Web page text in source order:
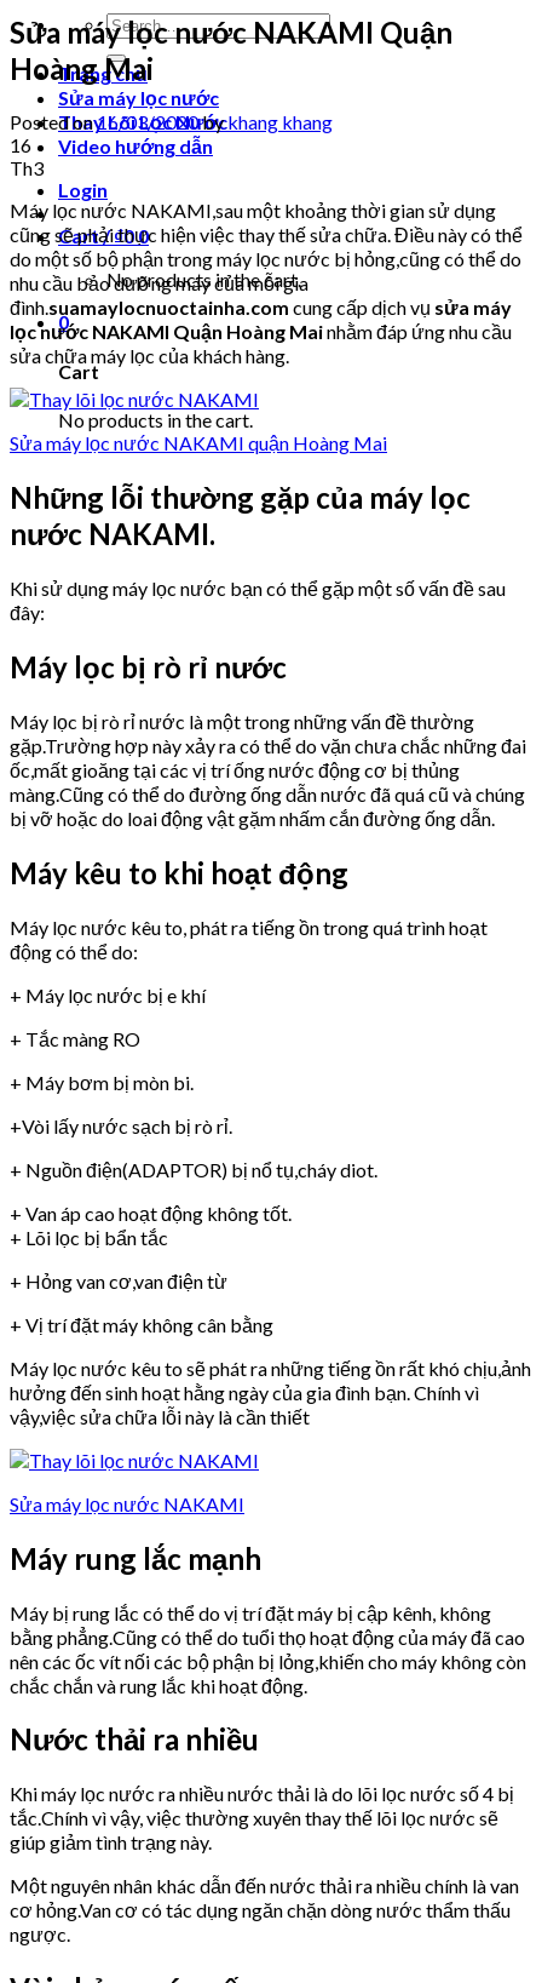
Search
for:
Trang chủ
Sửa máy lọc nước
Thay Lõi Lọc Nước
Video hướng dẫn
Login
Cart /₫00
No products in the cart.
0
Cart
No products in the cart.
Sửa máy lọc nước NAKAMI Quận
Hoàng Mai
Posted on16/03/2020bykhang khang
16
Th3
Máy lọc nước NAKAMI,sau một khoảng thời gian sử dụng
cũng sẽ phải thực hiện việc thay thế sửa chữa. Điều này có thể
do một số bộ phận trong máy lọc nước bị hỏng,cũng có thể do
nhu cầu bảo dưỡng máy của mỗi gia
đình.suamaylocnuoctainha.com cung cấp dịch vụ sửa máy
lọc nước NAKAMI Quận Hoàng Mainhằm đáp ứng nhu cầu
sửa chữa máy lọc của khách hàng.
Sửa máy lọc nước NAKAMI quận Hoàng Mai
Những lỗi thường gặp của máy lọc
nước NAKAMI.
Khi sử dụng máy lọc nước bạn có thể gặp một số vấn đề sau
đây:
Máy lọc bị rò rỉ nước
Máy lọc bị rò rỉ nước là một trong những vấn đề thường
gặp.Trường hợp này xảy ra có thể do vặn chưa chắc những đai
ốc,mất gioăng tại các vị trí ống nước động cơ bị thủng
màng.Cũng có thể do đường ống dẫn nước đã quá cũ và chúng
bị vỡ hoặc do loai động vật gặm nhấm cắn đường ống dẫn.
Máy kêu to khi hoạt động
Máy lọc nước kêu to, phát ra tiếng ồn trong quá trình hoạt
động có thể do:
+ Máy lọc nước bị e khí
+ Tắc màng RO
+ Máy bơm bị mòn bi.
+Vòi lấy nước sạch bị rò rỉ.
+ Nguồn điện(ADAPTOR) bị nổ tụ,cháy diot.
+ Van áp cao hoạt động không tốt.
+ Lõi lọc bị bẩn tắc
+ Hỏng van cơ,van điện từ
+ Vị trí đặt máy không cân bằng
Máy lọc nước kêu to sẽ phát ra những tiếng ồn rất khó chịu,ảnh
hưởng đến sinh hoạt hằng ngày của gia đình bạn. Chính vì
vậy,việc sửa chữa lỗi này là cần thiết
Sửa máy lọc nước NAKAMI
Máy rung lắc mạnh
Máy bị rung lắc có thể do vị trí đặt máy bị cập kênh, không
bằng phẳng.Cũng có thể do tuổi thọ hoạt động của máy đã cao
nên các ốc vít nối các bộ phận bị lỏng,khiến cho máy không còn
chắc chắn và rung lắc khi hoạt động.
Nước thải ra nhiều
Khi máy lọc nước ra nhiều nước thải là do lõi lọc nước số 4 bị
tắc.Chính vì vậy, việc thường xuyên thay thế lõi lọc nước sẽ
giúp giảm tình trạng này.
Một nguyên nhân khác dẫn đến nước thải ra nhiều chính là van
cơ hỏng.Van cơ có tác dụng ngăn chặn dòng nước thẩm thấu
ngược.